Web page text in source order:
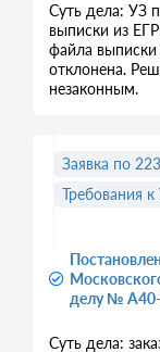
Суть дела: УЗ
выписки из
файла выписки
отклонена.
незаконным.
делу №
Суть дела:
Заявка по
Требования